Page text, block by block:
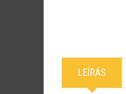
LEÍRÁS